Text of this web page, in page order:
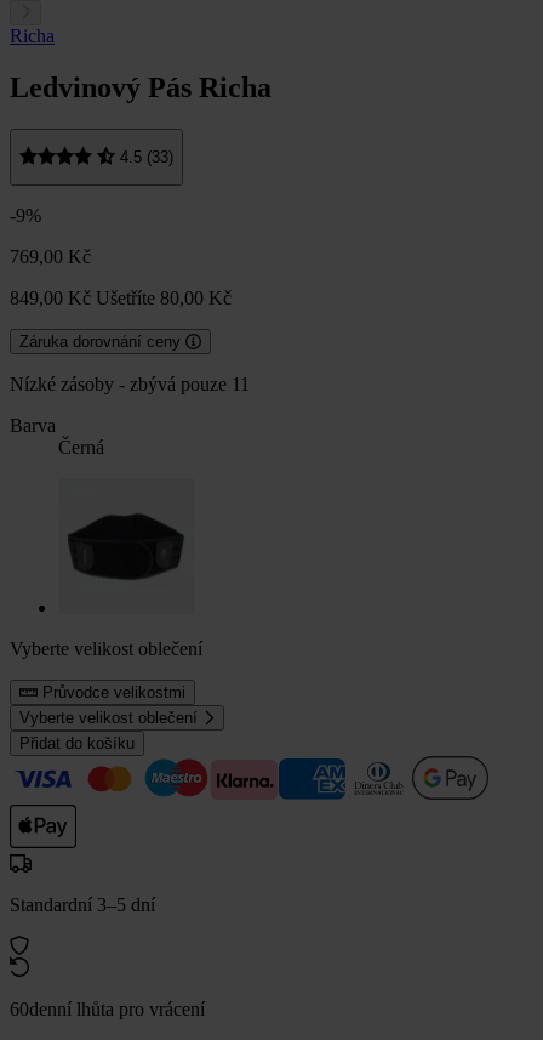
Richa
Ledvinový Pás Richa
4.5 (33)
-9%
769,00 Kč
849,00 Kč Ušetříte 80,00 Kč
Záruka dorovnání ceny
Nízké zásoby - zbývá pouze 11
Barva
Černá
Vyberte velikost oblečení
Průvodce velikostmi
Vyberte velikost oblečení
Přidat do košíku
Standardní 3–5 dní
60denní lhůta pro vrácení